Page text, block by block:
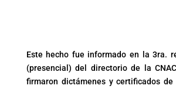
Este hecho fue informado en la 3ra.
(presencial) del directorio de la
firmaron dictámenes y certificados